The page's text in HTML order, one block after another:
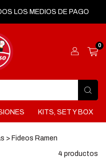
LOS MEDIOS DE PAGO
0
KITS, SET Y BOX
> Fideos Ramen
4 productos